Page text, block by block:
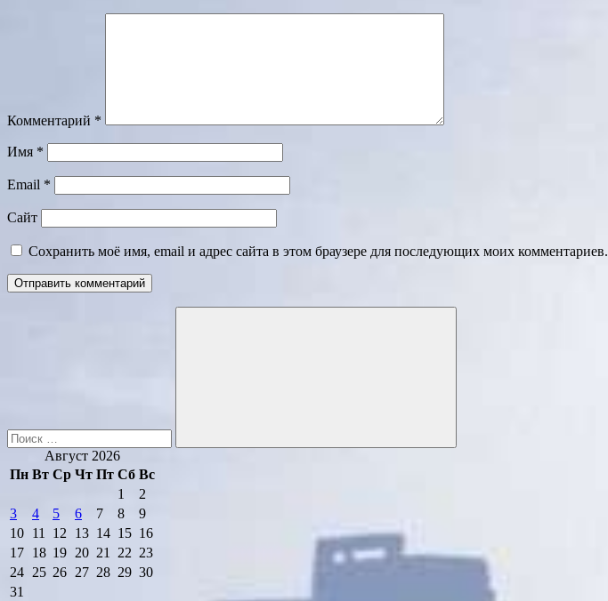
Комментарий *
Имя *
Email *
Сайт
Сохранить моё имя, email и адрес сайта в этом браузере для последующих моих комментариев.
Поиск
Август 2026
Пн Вт Ср Чт Пт Сб Вс
1
2
3
4 5 6 7 8
9
10 11 12 13 14 15 16
17 18 19 20 21 22 23
24 25 26 27 28 29 30
31